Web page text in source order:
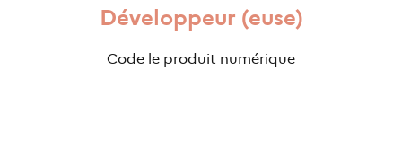
Développeur (euse)
Code le produit numérique